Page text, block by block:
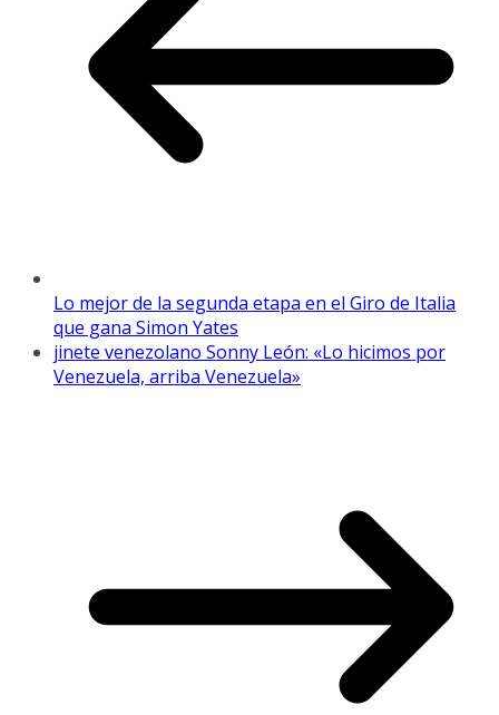
Lo mejor de la segunda etapa en el Giro de Italia
que gana Simon Yates
jinete venezolano Sonny León: «Lo hicimos por
Venezuela, arriba Venezuela»